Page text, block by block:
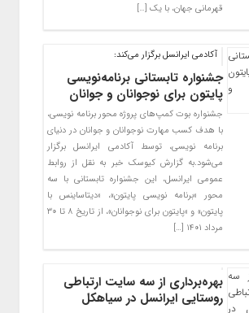
قهرمانی جهان، با یک […]
آکادمی ایرانسل برگزار می‌کند:
جشنواره تابستانی برنامه‌نویسی
پایتون برای نوجوانان و جوانان
جشنواره بوت کمپ‌های پروژه محور برنامه نویسی،
با هدف کسب مهارت نوجوانان و جوانان در دنیای
برنامه نویسی، توسط آکادمی ایرانسل برگزار
می‌شود.به گزارش کیوسک خبر به نقل از روابط
عمومی ایرانسل، این جشنواره تابستانی با سه
محور «برنامه نویسی پایتون»، «دیتاساینس با
پایتون» و «پایتون برای نوجوانان»، از تاریخ ۸ تا ۳۰
مرداد ۱۴۰۱ […]
بهره‌برداری از سه سایت ارتباطی
روستایی ایرانسل در سیاهکل